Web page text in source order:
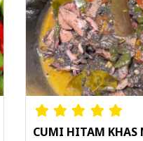
CUMI HITAM KHAS